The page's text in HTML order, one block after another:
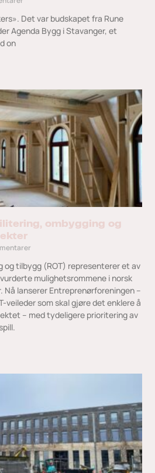
Det var budskapet fra Rune
Agenda Bygg i Stavanger, et
on
ombygging og
og tilbygg (ROT) representerer et av
mulighetsrommene i norsk
Nå lanserer Entreprenørforeningen –
veileder som skal gjøre det enklere å
– med tydeligere prioritering av